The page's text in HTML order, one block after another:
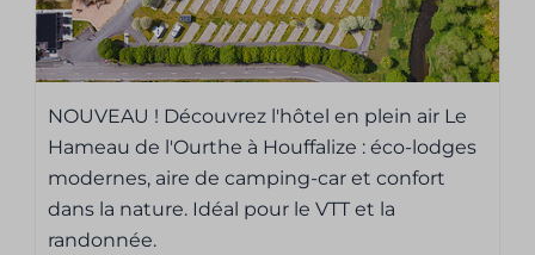
NOUVEAU ! Découvrez l'hôtel en plein air Le
Hameau de l'Ourthe à Houffalize : éco-lodges
modernes, aire de camping-car et confort
dans la nature. Idéal pour le VTT et la
randonnée.